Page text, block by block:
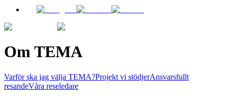
Om TEMA
Varför ska jag välja TEMA?Projekt vi stödjerAnsvarsfullt
resandeVåra reseledare